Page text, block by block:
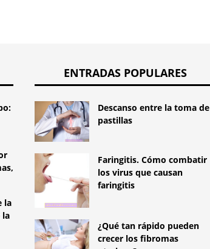
la
la
ENTRADAS POPULARES
Descanso entre la toma de
pastillas
Faringitis. Cómo combatir
los virus que causan
faringitis
¿Qué tan rápido pueden
crecer los fibromas